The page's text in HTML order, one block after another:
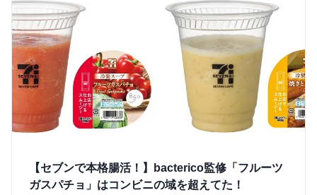
【セブンで本格腸活！】bacterico監修「フルーツ
ガスパチョ」はコンビニの域を超えてた！